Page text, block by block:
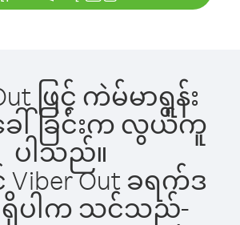
ဖြင့် ကဲမ်မာရွန်း
ေါ်ခြင်းက လွယ်ကူ
ပါသည်။
Out ခရက်ဒ
ရှိပါက သင်သည်-